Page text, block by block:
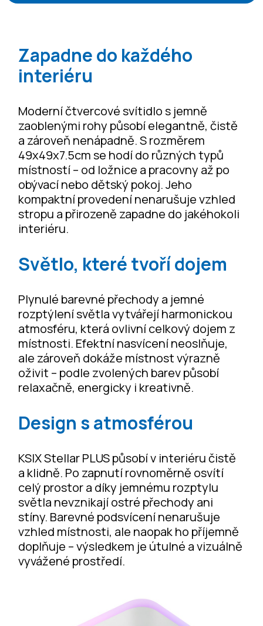
Zapadne do každého
interiéru
Moderní čtvercové svítidlo s jemně
zaoblenými rohy působí elegantně, čistě
a zároveň nenápadně. S rozměrem
49x49x7.5cm se hodí do různých typů
místností – od ložnice a pracovny až po
obývací nebo dětský pokoj. Jeho
kompaktní provedení nenarušuje vzhled
stropu a přirozeně zapadne do jakéhokoli
interiéru.
Světlo, které tvoří dojem
Plynulé barevné přechody a jemné
rozptýlení světla vytvářejí harmonickou
atmosféru, která ovlivní celkový dojem z
místnosti. Efektní nasvícení neoslňuje,
ale zároveň dokáže místnost výrazně
oživit – podle zvolených barev působí
relaxačně, energicky i kreativně.
Design s atmosférou
KSIX Stellar PLUS působí v interiéru čistě
a klidně. Po zapnutí rovnoměrně osvítí
celý prostor a díky jemnému rozptylu
světla nevznikají ostré přechody ani
stíny. Barevné podsvícení nenarušuje
vzhled místnosti, ale naopak ho příjemně
doplňuje – výsledkem je útulné a vizuálně
vyvážené prostředí.